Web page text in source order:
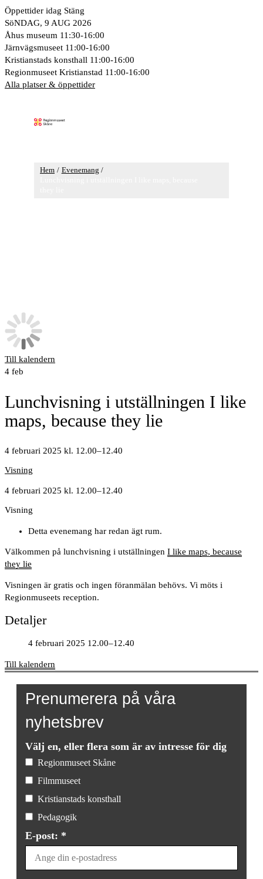
Hoppa
till
innehåll
Öppettider idag Stäng
SöNDAG, 9 AUG 2026
Åhus museum 11:30-16:00
Järnvägsmuseet 11:00-16:00
Kristianstads konsthall 11:00-16:00
Regionmuseet Kristianstad 11:00-16:00
Alla platser & öppettider
Hem
Evenemang
Till kalendern
4 feb
Lunchvisning i utställningen I like
maps, because they lie
4 februari 2025 kl. 12.00–12.40
Visning
4 februari 2025 kl. 12.00–12.40
Visning
Detta evenemang har redan ägt rum.
Välkommen på lunchvisning i utställningen I like maps, because
they lie
Visningen är gratis och ingen föranmälan behövs. Vi möts i
Regionmuseets reception.
Detaljer
4 februari 2025 12.00–12.40
Till kalendern
Prenumerera på våra
nyhetsbrev
Välj en, eller flera som är av intresse för dig
Regionmuseet Skåne
Filmmuseet
Kristianstads konsthall
Pedagogik
E-post: *